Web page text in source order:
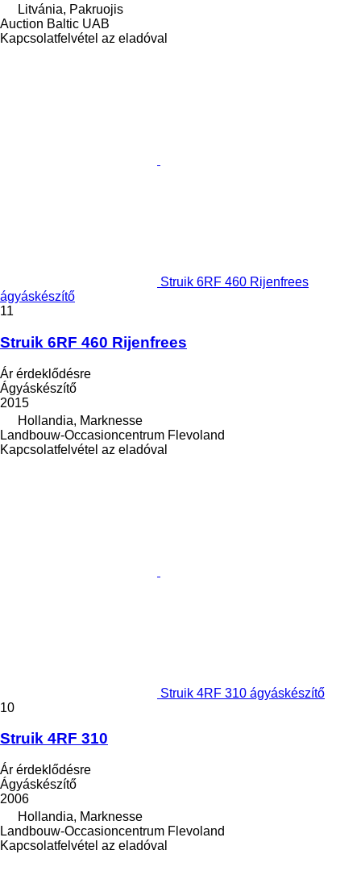
Litvánia, Pakruojis
Auction Baltic UAB
Kapcsolatfelvétel az eladóval
Struik 6RF 460 Rijenfrees
ágyáskészítő
11
Struik 6RF 460 Rijenfrees
Ár érdeklődésre
Ágyáskészítő
2015
Hollandia, Marknesse
Landbouw-Occasioncentrum Flevoland
Kapcsolatfelvétel az eladóval
Struik 4RF 310 ágyáskészítő
10
Struik 4RF 310
Ár érdeklődésre
Ágyáskészítő
2006
Hollandia, Marknesse
Landbouw-Occasioncentrum Flevoland
Kapcsolatfelvétel az eladóval